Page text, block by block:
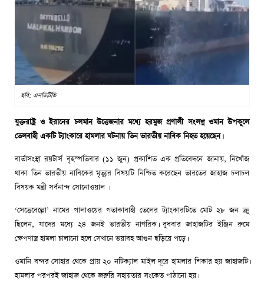
ছবি: এনডিটিভি
যুক্তরাষ্ট্র ও ইরানের চলমান উত্তেজনার মধ্যে হরমুজ প্রণালী সংলগ্ন ওমান উপকূলে
তেলবাহী একটি ট্যাংকারে হামলার ঘটনায় তিন ভারতীয় নাবিক নিহত হয়েছেন।
বার্তাসংস্থা রয়টার্স বৃহস্পতিবার (১১ জুন) প্রকাশিত এক প্রতিবেদনে জানায়, নিখোঁজ
থাকা তিন ভারতীয় নাবিকের মৃত্যুর বিষয়টি নিশ্চিত করেছেন ভারতের জাহাজ চলাচল
বিষয়ক মন্ত্রী সর্বনান্দ সোনোওয়াল ।
‘সেত্তেবেল্লো’ নামের পালাওয়ের পতাকাবাহী তেলের ট্যাংকারটিতে মোট ২৮ জন ক্রু
ছিলেন, যাদের মধ্যে ২৪ জনই ভারতীয় নাগরিক। বুধবার জাহাজটির ইঞ্জিন রুমে
ক্ষেপণাস্ত্র হামলা চালানো হলে সেখানে ভয়াবহ আগুন ছড়িয়ে পড়ে।
ওমানি বন্দর সোহার থেকে প্রায় ২০ নটিক্যাল মাইল দূরে হামলার শিকার হয় জাহাজটি।
হামলার পরপরই জাহাজ থেকে জরুরি সহায়তার সংকেত পাঠানো হয়।